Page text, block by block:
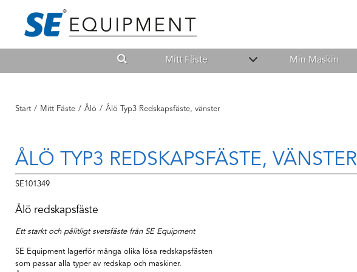
Mitt Fäste Min Maskin
Start / Mitt Fäste / Ålö / Ålö Typ3 Redskapsfäste, vänster
ÅLÖ TYP3 REDSKAPSFÄSTE, VÄNSTER
SE101349
Ålö redskapsfäste
Ett starkt och pålitligt svetsfäste från SE Equipment
SE Equipment lagerför många olika lösa redskapsfästen
som passar alla typer av redskap och maskiner.